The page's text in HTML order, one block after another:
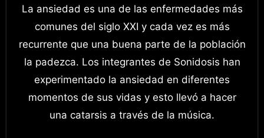
La ansiedad es una de las enfermedades más
comunes del siglo XXI y cada vez es más
recurrente que una buena parte de la población
la padezca. Los integrantes de Sonidosis han
experimentado la ansiedad en diferentes
momentos de sus vidas y esto llevó a hacer
una catarsis a través de la música.